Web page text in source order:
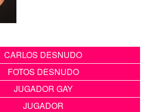
CARLOS DESNUDO
FOTOS DESNUDO
JUGADOR GAY
JUGADOR